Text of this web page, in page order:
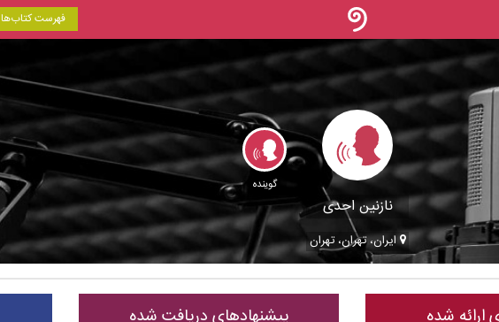
فهرست کتاب‌ها
گوینده
نازنین احدی
ایران، تهران، تهران
ارائه شده پیشنهادهای دریافت شده